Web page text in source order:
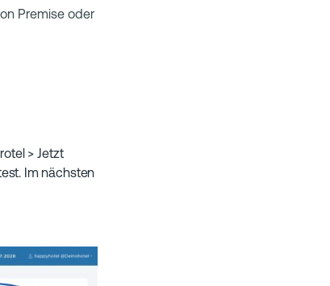
Premise oder
> Jetzt
Im nächsten